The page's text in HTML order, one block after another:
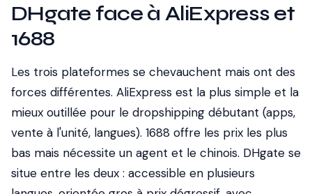
DHgate face à AliExpress et
1688
Les trois plateformes se chevauchent mais ont des
forces différentes. AliExpress est la plus simple et la
mieux outillée pour le dropshipping débutant (apps,
vente à l'unité, langues). 1688 offre les prix les plus
bas mais nécessite un agent et le chinois. DHgate se
situe entre les deux : accessible en plusieurs